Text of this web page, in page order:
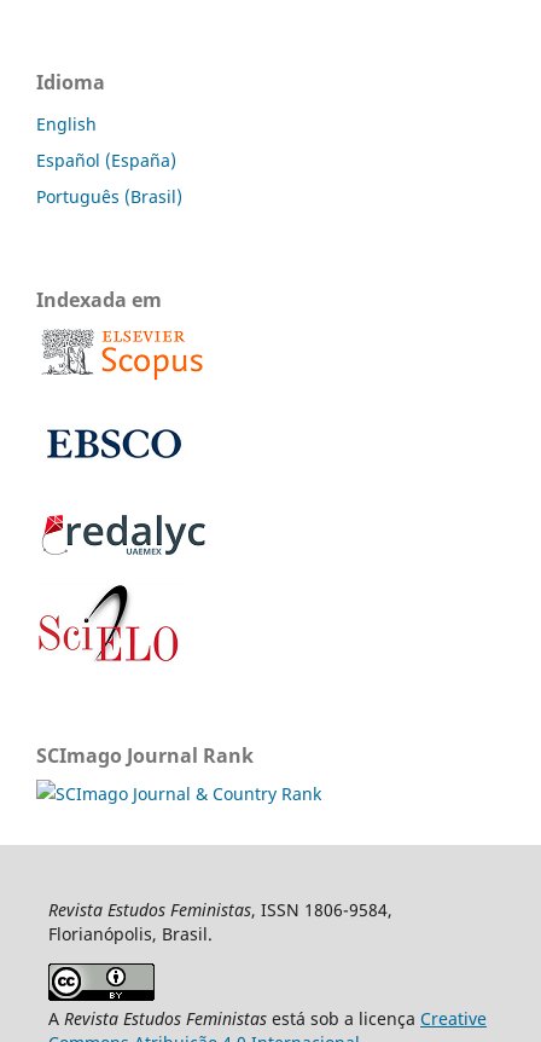
Idioma
English
Español (España)
Português (Brasil)
Indexada em
SCImago Journal Rank
Revista Estudos Feministas, ISSN 1806-9584,
Florianópolis, Brasil.
A Revista Estudos Feministasestá sob a licença Creative